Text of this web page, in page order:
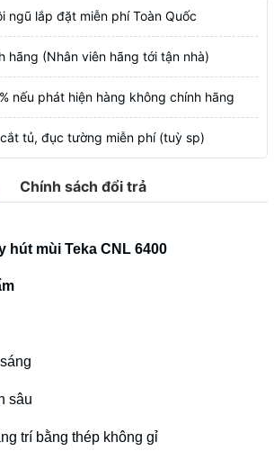
ngũ lắp đặt miễn phí Toàn Quốc
hãng (Nhân viên hãng tới tận nhà)
nếu phát hiện hàng không chính hãng
tủ, đục tường miễn phí (tuỳ sp)
Chính sách đổi trả
hút mùi Teka CNL 6400
sâu
trí bằng thép không gỉ